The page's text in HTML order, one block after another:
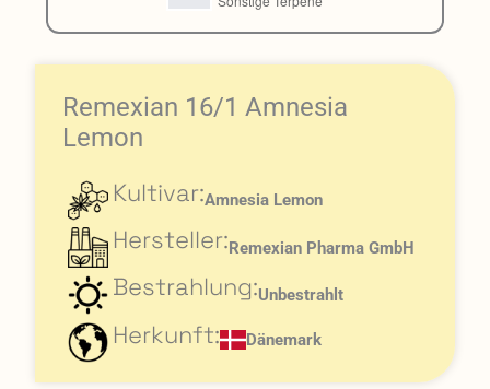
Remexian 16/1 Amnesia
Lemon
Kultivar:Amnesia Lemon
Hersteller:Remexian Pharma GmbH
Bestrahlung:Unbestrahlt
Herkunft: Dänemark